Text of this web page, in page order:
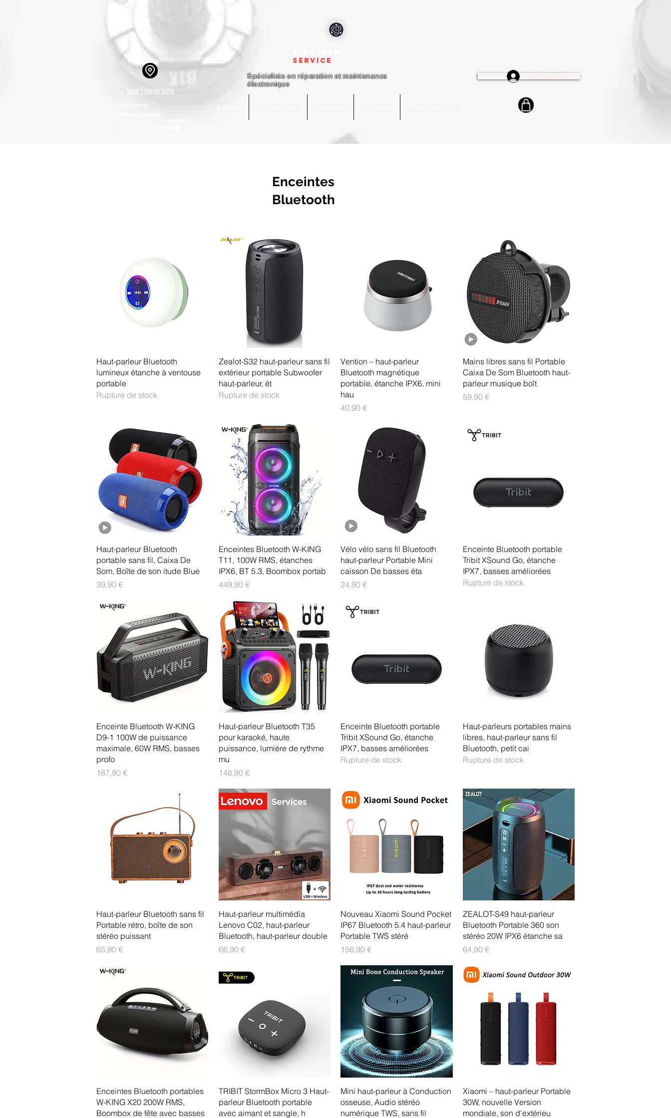
Voir l’itinéraire
service
Spécialiste en réparation et maintenance
électronique
Enceintes
Bluetooth
Aperçu rapide
Haut-parleur Bluetooth
lumineux étanche à ventouse
portable
Rupture de stock
Aperçu rapide
Zealot-S32 haut-parleur sans fil
extérieur portable Subwoofer
haut-parleur, ét
Rupture de stock
Aperçu rapide
Vention – haut-parleur
Bluetooth magnétique
portable, étanche IPX6, mini
hau
Prix
40,90 €
Aperçu rapide
Mains libres sans fil Portable
Caixa De Som Bluetooth haut-
parleur musique boît
Prix
59,90 €
Aperçu rapide
Haut-parleur Bluetooth
portable sans fil, Caixa De
Som, Boîte de son itude Blue
Prix
39,90 €
Aperçu rapide
Enceintes Bluetooth W-KING
T11, 100W RMS, étanches
IPX6, BT 5.3, Boombox portab
Prix
449,90 €
Aperçu rapide
Vélo vélo sans fil Bluetooth
haut-parleur Portable Mini
caisson De basses éta
Prix
24,90 €
Aperçu rapide
Enceinte Bluetooth portable
Tribit XSound Go, étanche
IPX7, basses améliorées
Rupture de stock
Aperçu rapide
Enceinte Bluetooth W-KING
D9-1 100W de puissance
maximale, 60W RMS, basses
profo
Prix
187,90 €
Aperçu rapide
Haut-parleur Bluetooth T35
pour karaoké, haute
puissance, lumière de rythme
mu
Prix
148,90 €
Aperçu rapide
Enceinte Bluetooth portable
Tribit XSound Go, étanche
IPX7, basses améliorées
Rupture de stock
Aperçu rapide
Haut-parleurs portables mains
libres, haut-parleur sans fil
Bluetooth, petit cai
Rupture de stock
Aperçu rapide
Haut-parleur Bluetooth sans fil
Portable rétro, boîte de son
stéréo puissant
Prix
65,90 €
Aperçu rapide
Haut-parleur multimédia
Lenovo C02, haut-parleur
Bluetooth, haut-parleur double
Prix
66,90 €
Aperçu rapide
Nouveau Xiaomi Sound Pocket
IP67 Bluetooth 5.4 haut-parleur
Portable TWS stéré
Prix
156,90 €
Aperçu rapide
ZEALOT-S49 haut-parleur
Bluetooth Portable 360 son
stéréo 20W IPX6 étanche sa
Prix
64,90 €
Aperçu rapide
Enceintes Bluetooth portables
W-KING X20 200W RMS,
Boombox de fête avec basses
Aperçu rapide
TRIBIT StormBox Micro 3 Haut-
parleur Bluetooth portable
avec aimant et sangle, h
Aperçu rapide
Mini haut-parleur à Conduction
osseuse, Audio stéréo
numérique TWS, sans fil
Aperçu rapide
Xiaomi – haut-parleur Portable
30W, nouvelle Version
mondiale, son d'extérieu